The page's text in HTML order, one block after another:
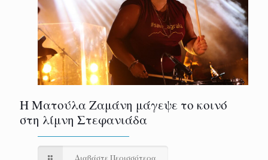
Η Ματούλα Ζαμάνη μάγεψε το κοινό
στη λίμνη Στεφανιάδα
Διαβάστε Περισσότερα